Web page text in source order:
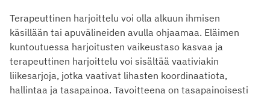
Terapeuttinen harjoittelu voi olla alkuun ihmisen
käsillään tai apuvälineiden avulla ohjaamaa. Eläimen
kuntoutuessa harjoitusten vaikeustaso kasvaa ja
terapeuttinen harjoittelu voi sisältää vaativiakin
liikesarjoja, jotka vaativat lihasten koordinaatiota,
hallintaa ja tasapainoa. Tavoitteena on tasapainoisesti